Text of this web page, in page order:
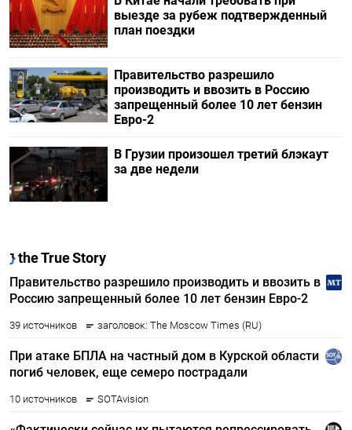
выезде за рубеж подтвержденный
план поездки
Правительство разрешило
производить и ввозить в Россию
запрещенный более 10 лет бензин
Евро-2
В Грузии произошел третий блэкаут
за две недели